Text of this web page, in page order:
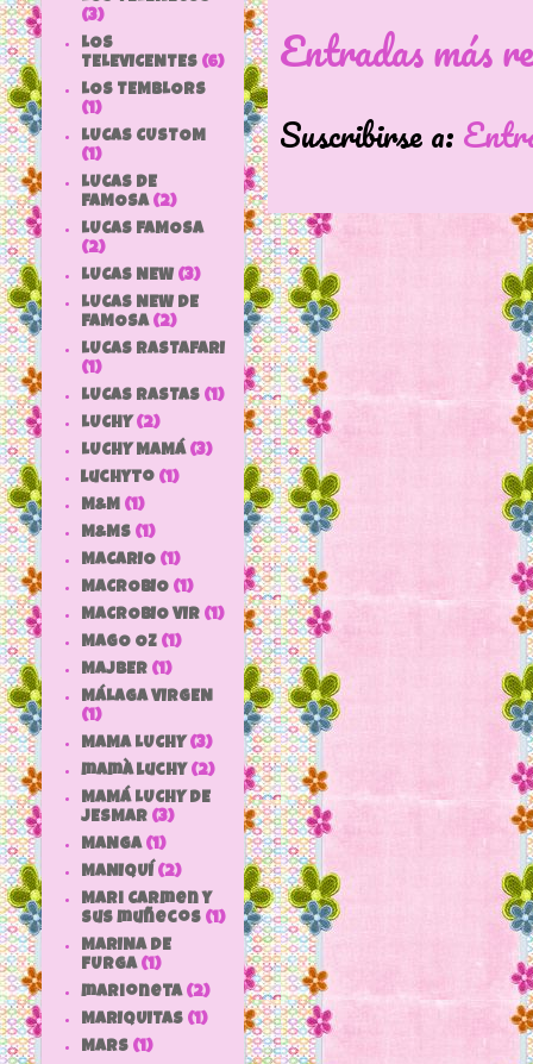
Entradas más
Suscribirse a:
(3)
LOS
TELEVICENTES (6)
LOS TEMBLORS
(1)
LUCAS CUSTOM
(1)
LUCAS DE
FAMOSA (2)
LUCAS FAMOSA
(2)
LUCAS NEW (3)
LUCAS NEW DE
FAMOSA (2)
LUCAS RASTAFARI
(1)
LUCAS RASTAS (1)
LUCHY (2)
LUCHY MAMÁ (3)
luchyto (1)
M&M (1)
M&MS (1)
MACARIO (1)
MACROBIO (1)
MACROBIO VIR (1)
MAGO OZ (1)
MAJBER (1)
MÁLAGA VIRGEN
(1)
MAMA LUCHY (3)
mamà luchy (2)
MAMÁ LUCHY DE
JESMAR (3)
MANGA (1)
MANIQUÍ (2)
Mari Carmen y
sus muñecos (1)
MARINA DE
FURGA (1)
marioneta (2)
MARIQUITAS (1)
MARS (1)